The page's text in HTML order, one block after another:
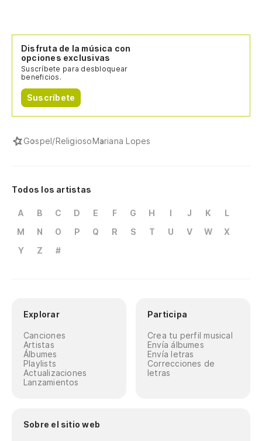
Disfruta de la música con
opciones exclusivas
Suscríbete para desbloquear
beneficios.
Suscríbete
Gospel/ReligiosoMariana Lopes
Todos los artistas
A B C D E F G H I J K
L
M
N O P Q R S T U V W
X
Y
Z #
Explorar
Canciones
Artistas
Álbumes
Playlists
Actualizaciones
Lanzamientos
Participa
Crea tu perfil musical
Envía álbumes
Envía letras
Correcciones de
letras
Sobre el sitio web